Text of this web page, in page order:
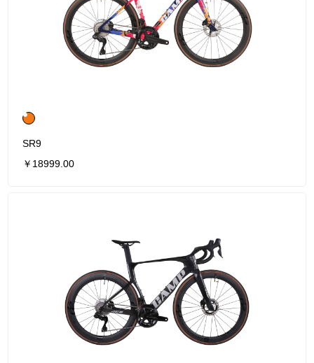
SR9
￥18999.00